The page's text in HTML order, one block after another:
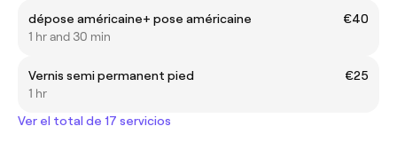
dépose américaine+ pose américaine
€40
1 hr and 30 min
Vernis semi permanent pied
€25
1 hr
Ver el total de 17 servicios